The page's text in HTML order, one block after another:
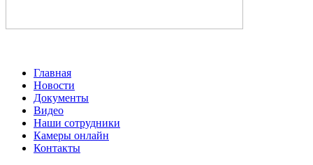
Главная
Новости
Документы
Видео
Наши сотрудники
Камеры онлайн
Контакты